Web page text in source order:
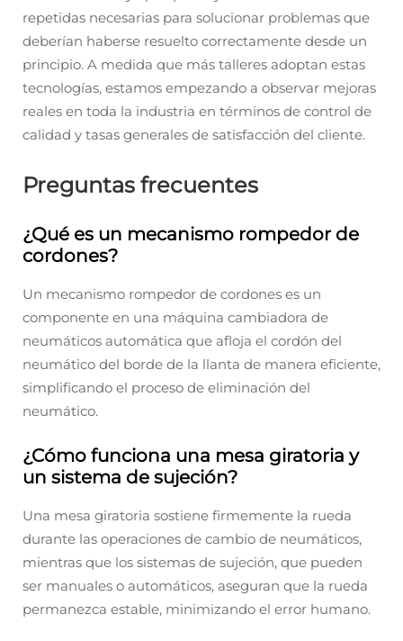
repetidas necesarias para solucionar problemas que
deberían haberse resuelto correctamente desde un
principio. A medida que más talleres adoptan estas
tecnologías, estamos empezando a observar mejoras
reales en toda la industria en términos de control de
calidad y tasas generales de satisfacción del cliente.
Preguntas frecuentes
¿Qué es un mecanismo rompedor de
cordones?
Un mecanismo rompedor de cordones es un
componente en una máquina cambiadora de
neumáticos automática que afloja el cordón del
neumático del borde de la llanta de manera eficiente,
simplificando el proceso de eliminación del
neumático.
¿Cómo funciona una mesa giratoria y
un sistema de sujeción?
Una mesa giratoria sostiene firmemente la rueda
durante las operaciones de cambio de neumáticos,
mientras que los sistemas de sujeción, que pueden
ser manuales o automáticos, aseguran que la rueda
permanezca estable, minimizando el error humano.